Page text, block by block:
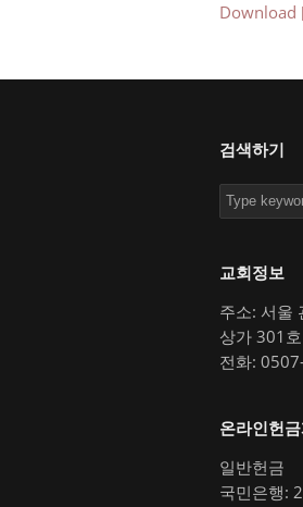
Download
검색하기
교회정보
주소: 서울
상가 301호
전화:
온라인헌
일반헌금
국민은행: